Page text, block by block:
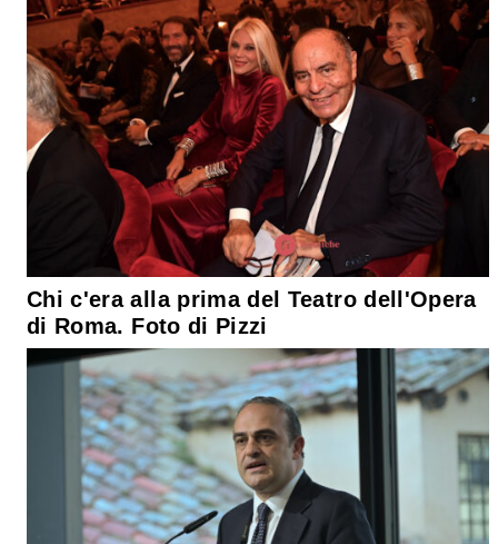
Chi c'era alla prima del Teatro dell'Opera
di Roma. Foto di Pizzi